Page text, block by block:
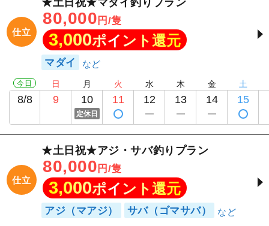
仕立
80,000 円/隻
3,000ポイント還元
マダイ
今日
8/8
日
9
月
10
定休日
火
11
水
12
木
13
金
14
土
15
仕立
★土日祝★アジ・サバ釣りプラン
80,000 円/隻
3,000ポイント還元
アジ（マアジ） サバ（ゴマサバ）